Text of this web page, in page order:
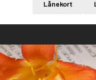
Lånekort